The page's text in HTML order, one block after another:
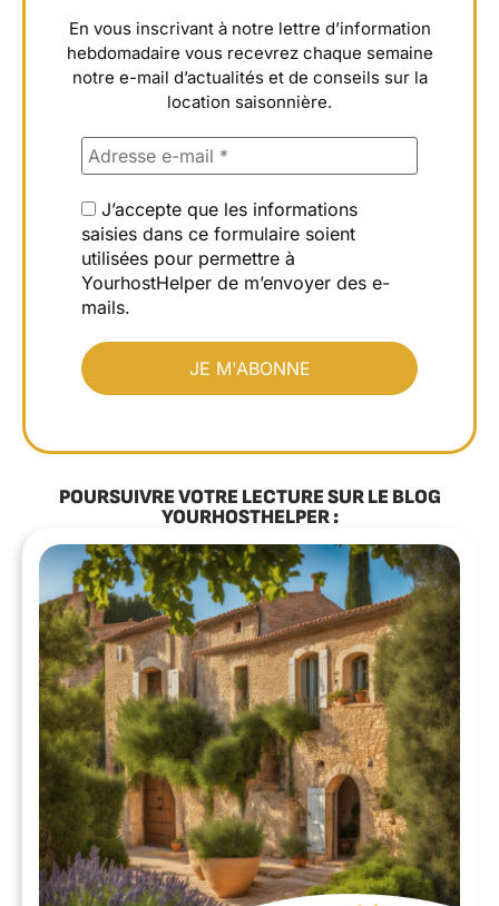
En vous inscrivant à notre lettre d’information
hebdomadaire vous recevrez chaque semaine
notre e-mail d’actualités et de conseils sur la
location saisonnière.
J’accepte que les informations
saisies dans ce formulaire soient
utilisées pour permettre à
YourhostHelper de m’envoyer des e-
mails.
POURSUIVRE VOTRE LECTURE SUR LE BLOG
YOURHOSTHELPER :